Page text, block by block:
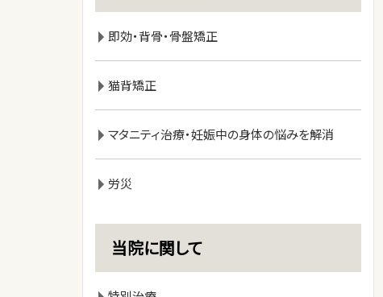
即効・背骨・骨盤矯正
猫背矯正
マタニティ治療・妊娠中の身体の悩みを解消
労災
当院に関して